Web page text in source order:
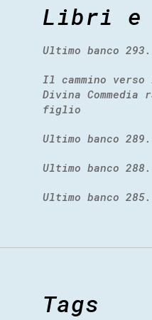
Libri e
Ultimo banco
Il cammino
Divina Commedia
figlio
Ultimo banco
Ultimo banco
Ultimo banco
Tags